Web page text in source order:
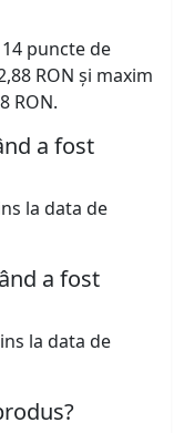
puncte de
RON și maxim
RON.
a fost
la data de
a fost
la data de